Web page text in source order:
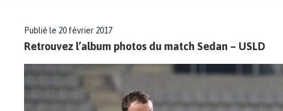
Publié le 20 février 2017
Retrouvez l’album photos du match Sedan – USLD